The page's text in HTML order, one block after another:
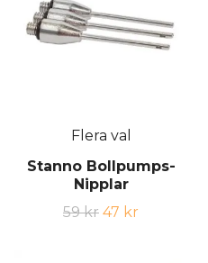
Flera val
Stanno Bollpumps-
Nipplar
59 kr 47 kr